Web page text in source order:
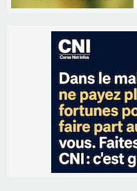
Les brèves
09/08/2026 16:04
Sénatoriales 2B –
sa candidature
09/08/2026 11:04
Festa di l’Associi